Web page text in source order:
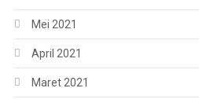
Mei 2021
April 2021
Maret 2021